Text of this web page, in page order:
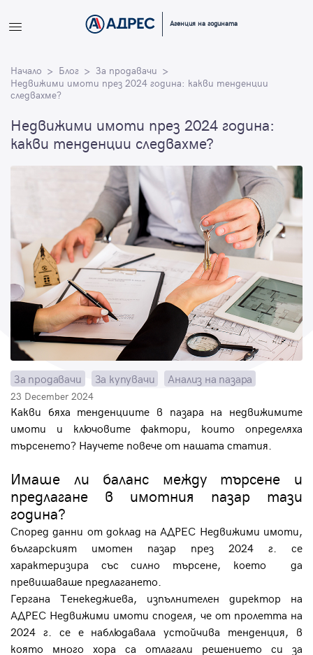
Агенция на годината
Начало Блог
За продавачи
Недвижими имоти през 2024 година: какви тенденции
следвахме?
Недвижими имоти през 2024 година:
какви тенденции следвахме?
За продавачи За купувачи Анализ на пазара
23 December 2024
Какви бяха тенденциите в пазара на недвижимите
имоти и ключовите фактори, които определяха
търсенето? Научете повече от нашата статия.
Имаше ли баланс между търсене и
предлагане в имотния пазар тази
година?
Според данни от доклад на АДРЕС Недвижими имоти,
българският имотен пазар през 2024 г. се
характеризира със силно търсене, което да
превишаваше предлагането.
Гергана Тенекеджиева, изпълнителен директор на
АДРЕС Недвижими имоти споделя, че от пролетта на
2024 г. се е наблюдавала устойчива тенденция, в
която много хора са отлагали решението си за
Вход
получите по-подробна информация.
Продължи с Google
или влезте с имейл
Имейл
Парола
Вход с имейл
Забравена парола
Регистрация